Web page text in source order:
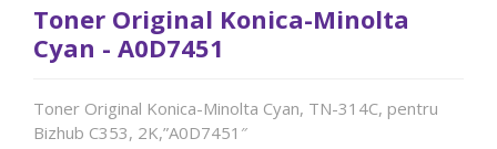
Toner Original Konica-Minolta
Cyan - A0D7451
Toner Original Konica-Minolta Cyan, TN-314C, pentru
Bizhub C353, 2K,”A0D7451″